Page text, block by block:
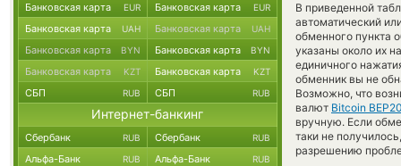
В приведенной
автоматический
обменного пункта
указаны около их
единичного
обменник вы не
Возможно, что
валют Bitcoin
вручную. Если
таки не
разрешению
Банковская карта EUR Банковская карта EUR
Банковская карта UAH Банковская карта UAH
Банковская карта BYN Банковская карта BYN
Банковская карта KZT Банковская карта KZT
СБП RUB СБП RUB
Интернет-банкинг
Сбербанк RUB Сбербанк RUB
Альфа-Банк RUB Альфа-Банк RUB